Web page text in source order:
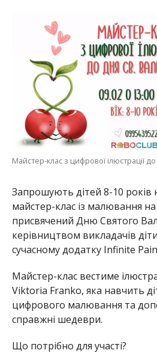
Майстер-клас з цифрової ілюстрації
Запрошують дітей 8-10 років
майстер-клас із малювання
присвячений Дню Святого
керівництвом викладачів
сучасному додатку Infinite
Майстер-клас вестиме
Viktoria Franko, яка навчить
цифрового малювання та
справжні шедеври.
Що потрібно для участі?